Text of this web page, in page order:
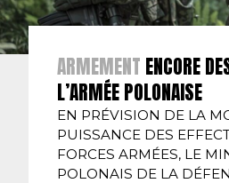
ARMEMENT ENCORE
L’ARMÉE POLONAISE
EN PRÉVISION DE LA
PUISSANCE DES
FORCES ARMÉES, LE
POLONAIS DE LA